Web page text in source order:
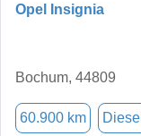
Opel Insignia
Bochum, 44809
60.900 km Diesel